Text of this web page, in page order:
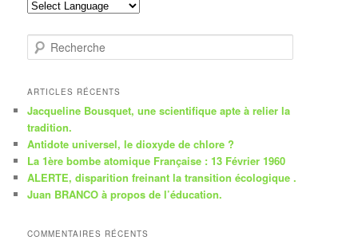
e
h
r
c
h
e
ARTICLES RÉCENTS
Jacqueline Bousquet, une scientifique apte à relier la
tradition.
Antidote universel, le dioxyde de chlore ?
La 1ère bombe atomique Française : 13 Février 1960
ALERTE, disparition freinant la transition écologique .
Juan BRANCO à propos de l’éducation.
COMMENTAIRES RÉCENTS